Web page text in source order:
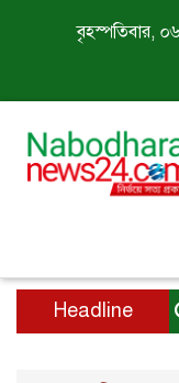
বৃহস্পতিবার,
Headline